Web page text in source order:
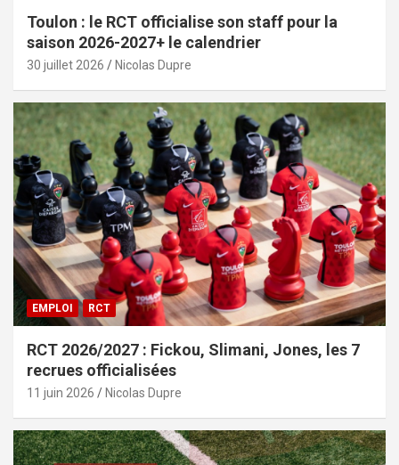
Toulon : le RCT officialise son staff pour la
saison 2026-2027+ le calendrier
30 juillet 2026 Nicolas Dupre
EMPLOI RCT
RCT 2026/2027 : Fickou, Slimani, Jones, les 7
recrues officialisées
11 juin 2026 Nicolas Dupre